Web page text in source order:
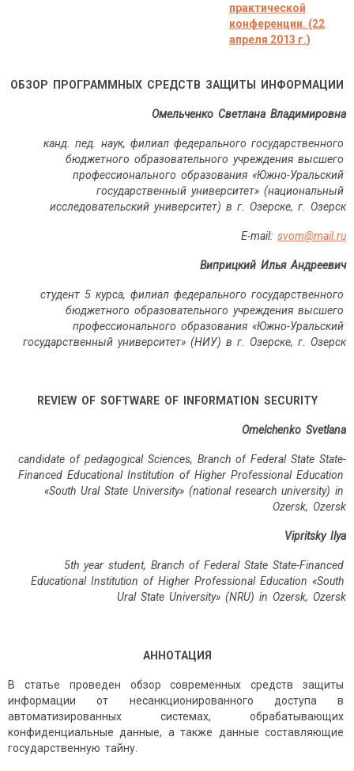
практической
конференции. (22
апреля 2013 г.)
ОБЗОР ПРОГРАММНЫХ СРЕДСТВ ЗАЩИТЫ ИНФОРМАЦИИ
Омельченко Светлана Владимировна
канд. пед. наук, филиал федерального государственного
бюджетного образовательного учреждения высшего
профессионального образования «Южно-Уральский
государственный университет» (национальный
исследовательский университет) в г. Озерске, г. Озерск
E-mail: svom@mail.ru
Виприцкий Илья Андреевич
студент 5 курса, филиал федерального государственного
бюджетного образовательного учреждения высшего
профессионального образования «Южно-Уральский
государственный университет» (НИУ) в г. Озерске, г. Озерск
REVIEW OF SOFTWARE OF INFORMATION SECURITY
Omelchenko Svetlana
candidate of pedagogical Sciences, Branch of Federal State State-
Financed Educational Institution of Higher Professional Education
«South Ural State University» (national research university) in
Ozersk, Ozersk
Vipritsky Ilya
5th year student, Branch of Federal State State-Financed
Educational Institution of Higher Professional Education «South
Ural State University» (NRU) in Ozersk, Ozersk
АННОТАЦИЯ
В статье проведен обзор современных средств защиты
информации от несанкционированного доступа в
автоматизированных системах, обрабатывающих
конфиденциальные данные, а также данные составляющие
государственную тайну.